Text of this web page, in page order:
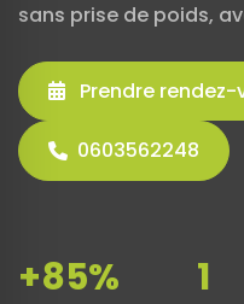
sans prise de poids,
Prendre rendez-
0603562248
+85% 1